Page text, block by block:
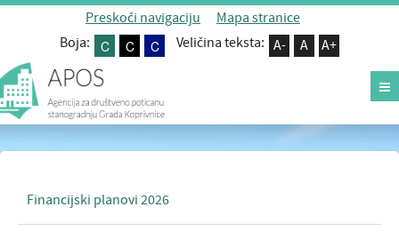
Preskoči navigaciju Mapa stranice
C C C
Boja: A- A A+
Veličina teksta:
nabava
Financijski planovi 2026